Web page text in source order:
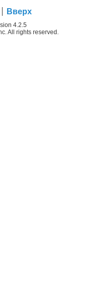
Вверх
4.2.5
All rights reserved.